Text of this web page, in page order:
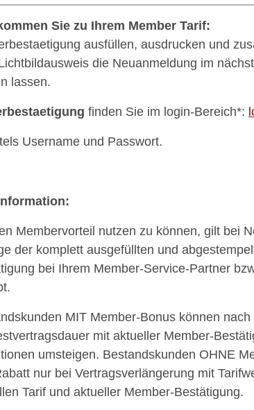
Sie zu Ihrem Member Tarif:
ausfüllen, ausdrucken und
die Neuanmeldung im
lassen.
finden Sie im login-Bereich*:
Username und Passwort.
Membervorteil nutzen zu können, gilt bei
der komplett ausgefüllten und
bei Ihrem Member-Service-Partner
MIT Member-Bonus können
mit aktueller Member-
umsteigen. Bestandskunden OHNE
nur bei Vertragsverlängerung mit
Tarif und aktueller Member-Bestätigung.